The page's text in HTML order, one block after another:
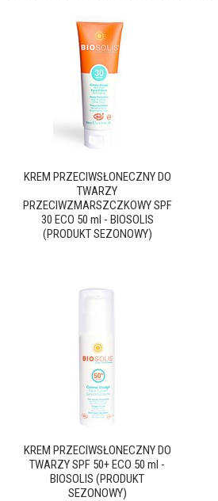
KREM PRZECIWSŁONECZNY DO
TWARZY
PRZECIWZMARSZCZKOWY SPF
30 ECO 50 ml - BIOSOLIS
(PRODUKT SEZONOWY)
KREM PRZECIWSŁONECZNY DO
TWARZY SPF 50+ ECO 50 ml -
BIOSOLIS (PRODUKT
SEZONOWY)